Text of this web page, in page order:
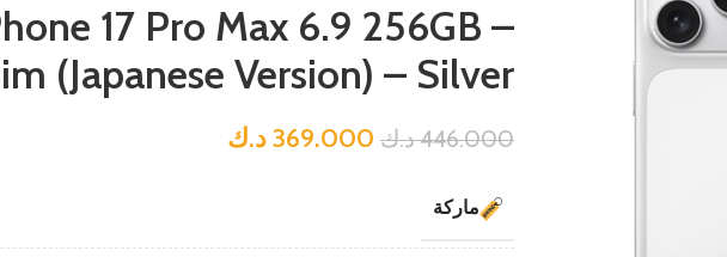
17 Pro Max 6.9 256GB –
(Japanese Version) – Silver
446.000د.ك 369.000د.ك
ماركة